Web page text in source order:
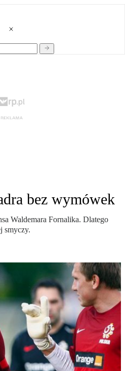
bez wymówek
Waldemara Fornalika. Dlatego
smyczy.